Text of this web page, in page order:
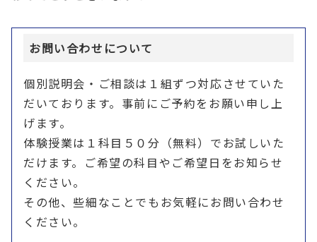
お問い合わせについて
個別説明会・ご相談は１組ずつ対応させていた
だいております。事前にご予約をお願い申し上
げます。
体験授業は１科目５０分（無料）でお試しいた
だけます。ご希望の科目やご希望日をお知らせ
ください。
その他、些細なことでもお気軽にお問い合わせ
ください。